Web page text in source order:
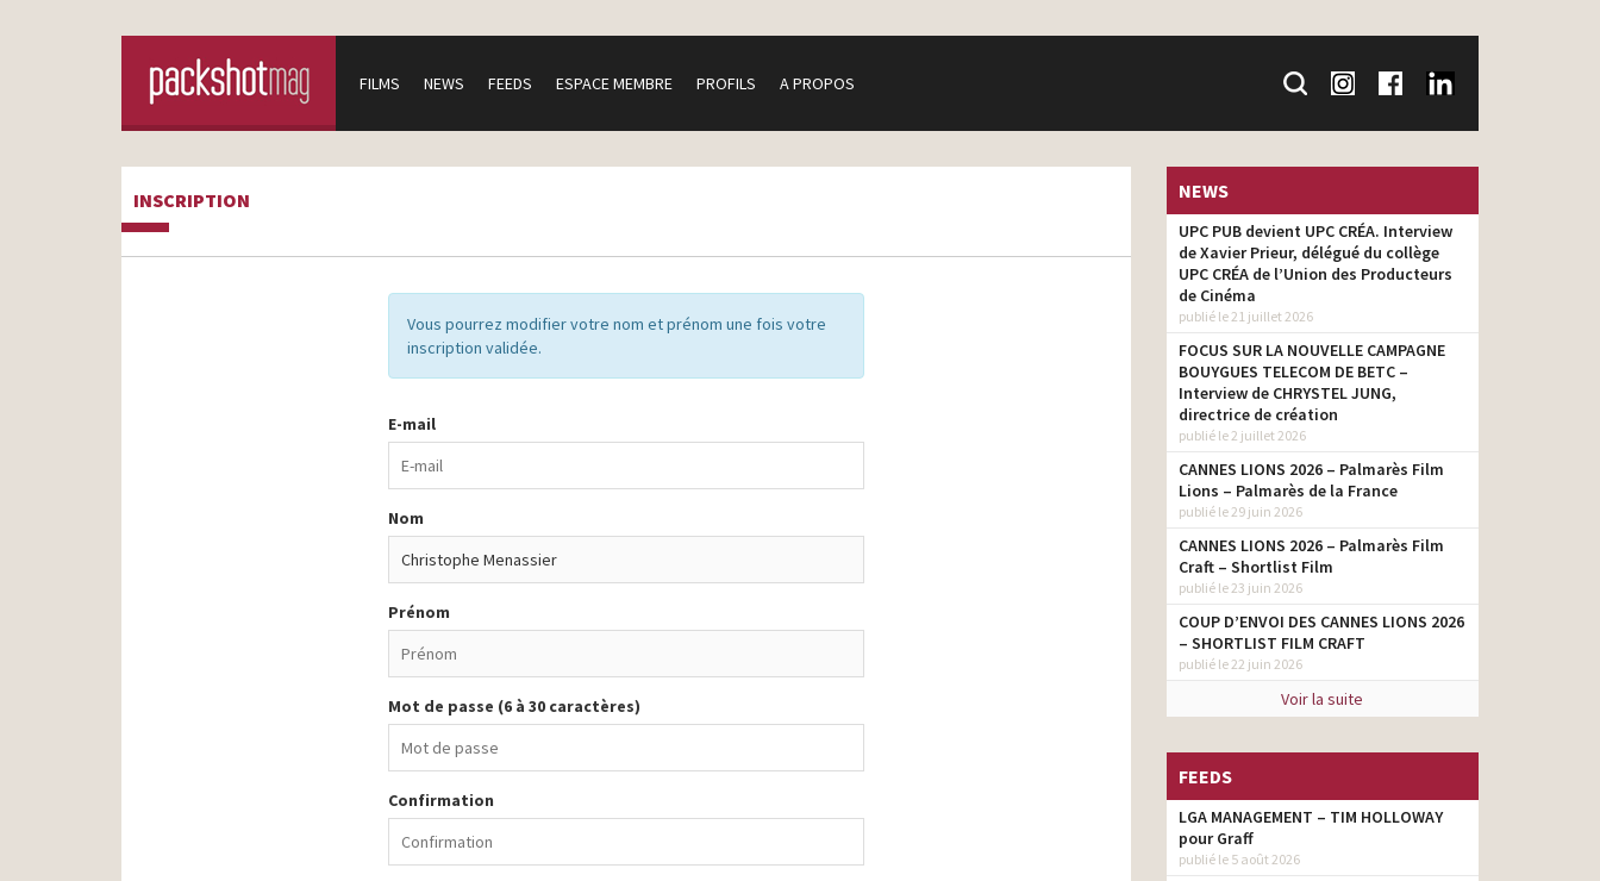
FILMS NEWS FEEDS ESPACE MEMBRE PROFILS A PROPOS
INSCRIPTION
Vous pourrez modifier votre nom et prénom une fois votre
inscription validée.
E-mail
Nom
Prénom
Mot de passe (6 à 30 caractères)
Confirmation
NEWS
UPC PUB devient UPC CRÉA. Interview
de Xavier Prieur, délégué du collège
UPC CRÉA de l’Union des Producteurs
de Cinéma
publié le 21 juillet 2026
FOCUS SUR LA NOUVELLE CAMPAGNE
BOUYGUES TELECOM DE BETC –
Interview de CHRYSTEL JUNG,
directrice de création
publié le 2 juillet 2026
CANNES LIONS 2026 – Palmarès Film
Lions – Palmarès de la France
publié le 29 juin 2026
CANNES LIONS 2026 – Palmarès Film
Craft – Shortlist Film
publié le 23 juin 2026
COUP D’ENVOI DES CANNES LIONS 2026
– SHORTLIST FILM CRAFT
publié le 22 juin 2026
Voir la suite
FEEDS
LGA MANAGEMENT – TIM HOLLOWAY
pour Graff
publié le 5 août 2026